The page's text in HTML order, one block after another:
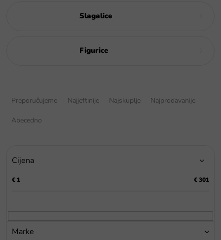
Slagalice
Figurice
Preporučujemo Najjeftinije Najskuplje Najprodavanije
Abecedno
Cijena
€ 1 €301
Marke